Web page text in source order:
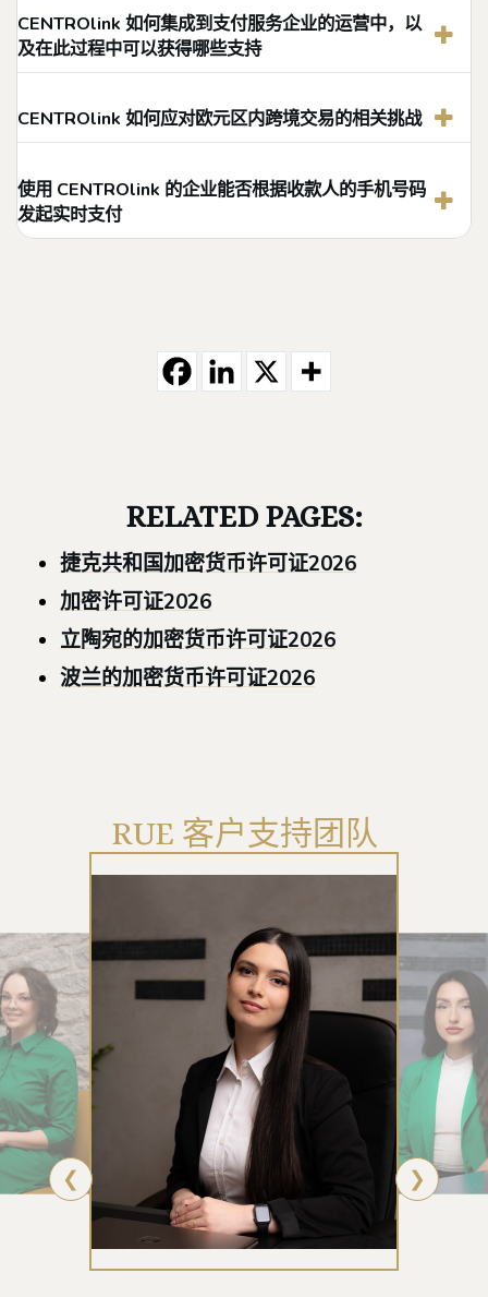
CENTROlink 如何集成到支付服务企业的运营中，以
及在此过程中可以获得哪些支持
CENTROlink 如何应对欧元区内跨境交易的相关挑战
使用 CENTROlink 的企业能否根据收款人的手机号码
发起实时支付
RELATED PAGES:
捷克共和国加密货币许可证2026
加密许可证2026
立陶宛的加密货币许可证2026
波兰的加密货币许可证2026
RUE 客户支持团队
❮ ❯